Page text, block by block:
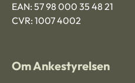
EAN: 57 98 000 35 48 21
CVR: 1007 4002
Om Ankestyrelsen